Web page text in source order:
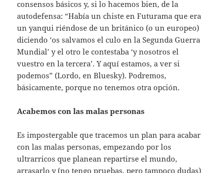
consensos básicos y, si lo hacemos bien, de la
autodefensa: “Había un chiste en Futurama que era
un yanqui riéndose de un británico (o un europeo)
diciendo ‘os salvamos el culo en la Segunda Guerra
Mundial’ y el otro le contestaba ‘y nosotros el
vuestro en la tercera’. Y aquí estamos, a ver si
podemos” (Lordo, en Bluesky). Podremos,
básicamente, porque no tenemos otra opción.
Acabemos con las malas personas
Es impostergable que tracemos un plan para acabar
con las malas personas, empezando por los
ultrarricos que planean repartirse el mundo,
arrasarlo y (no tengo pruebas, pero tampoco dudas)